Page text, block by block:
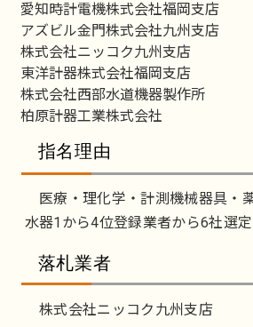
愛知時計電機株式会社福岡支店
アズビル金門株式会社九州支店
株式会社ニッコク九州支店
東洋計器株式会社福岡支店
株式会社西部水道機器製作所
柏原計器工業株式会社
指名理由
医療・理化学・計測機械器具・
水器1から4位登録業者から6社選定
落札業者
株式会社ニッコク九州支店